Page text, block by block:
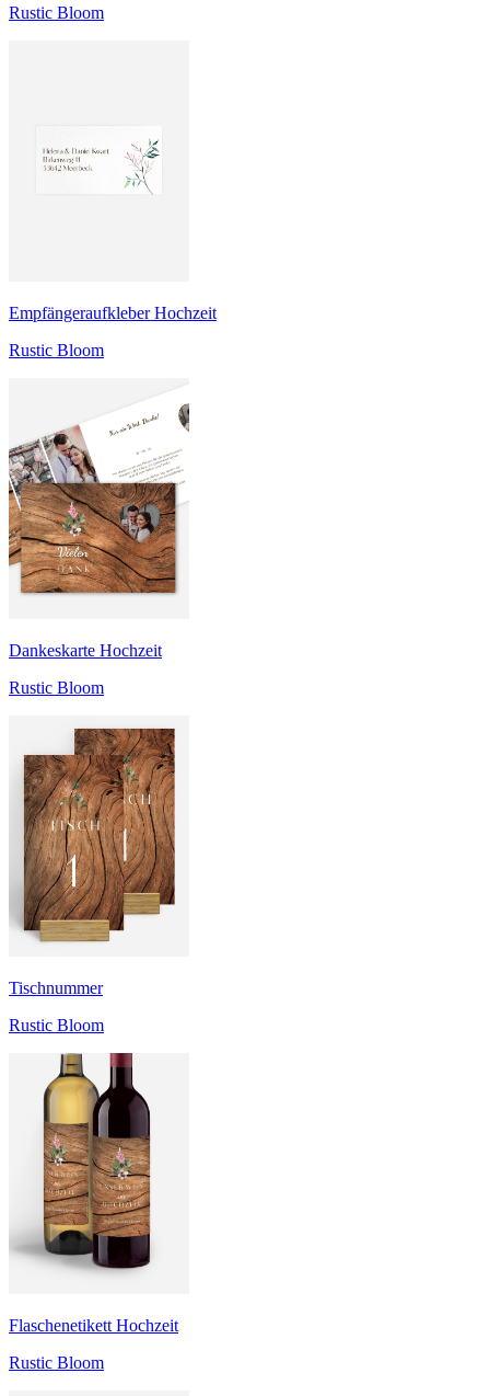
Rustic Bloom
Empfängeraufkleber Hochzeit
Rustic Bloom
Dankeskarte Hochzeit
Rustic Bloom
Tischnummer
Rustic Bloom
Flaschenetikett Hochzeit
Rustic Bloom